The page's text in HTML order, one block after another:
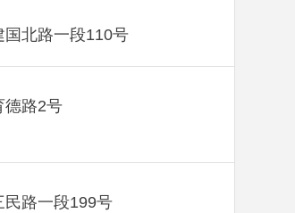
北路一段110号
德路2号
路一段199号